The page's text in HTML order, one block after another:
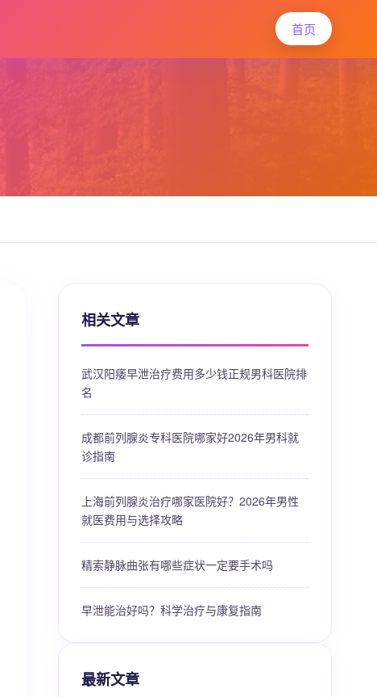
首页
相关文章
武汉阳痿早泄治疗费用多少钱正规男科医院排
名
成都前列腺炎专科医院哪家好2026年男科就
诊指南
上海前列腺炎治疗哪家医院好？2026年男性
就医费用与选择攻略
精索静脉曲张有哪些症状一定要手术吗
早泄能治好吗？科学治疗与康复指南
最新文章